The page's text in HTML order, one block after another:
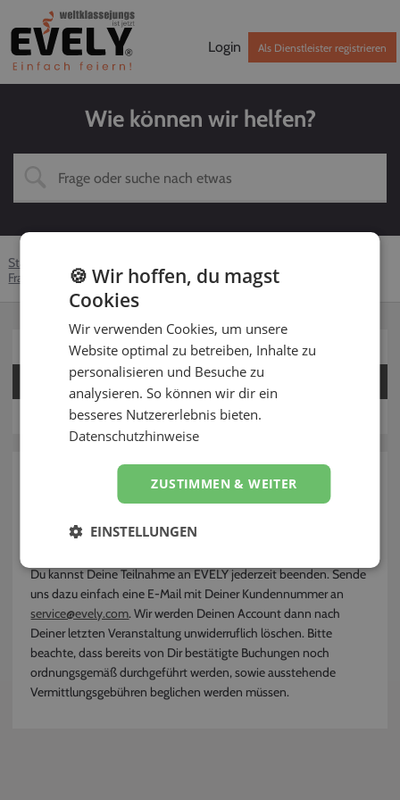
Login Als Dienstleister registrieren
Wie können wir helfen?
Startseite
Fragen rund um EVELY
Kündigung
Für Kunden
Für Dienstleister
EVELY abmelden?
Du kannst Deine Teilnahme an EVELY jederzeit beenden. Sende
uns dazu einfach eine E-Mail mit Deiner Kundennummer an
service@evely.com. Wir werden Deinen Account dann nach
Deiner letzten Veranstaltung unwiderruflich löschen. Bitte
beachte, dass bereits von Dir bestätigte Buchungen noch
ordnungsgemäß durchgeführt werden, sowie ausstehende
Vermittlungsgebühren beglichen werden müssen.
🍪 Wir hoffen, du magst
Cookies
Wir verwenden Cookies, um unsere
Website optimal zu betreiben, Inhalte zu
personalisieren und Besuche zu
analysieren. So können wir dir ein
besseres Nutzererlebnis bieten.
Datenschutzhinweise
ZUSTIMMEN & WEITER
EINSTELLUNGEN